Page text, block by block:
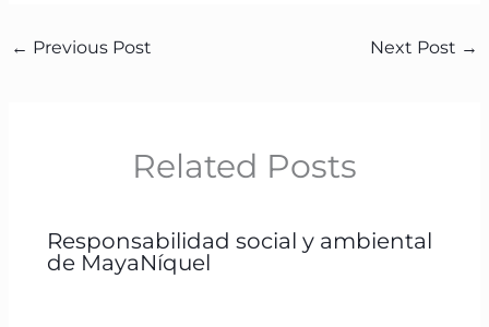
← Previous Post Next Post →
Related Posts
Responsabilidad social y ambiental
de MayaNíquel